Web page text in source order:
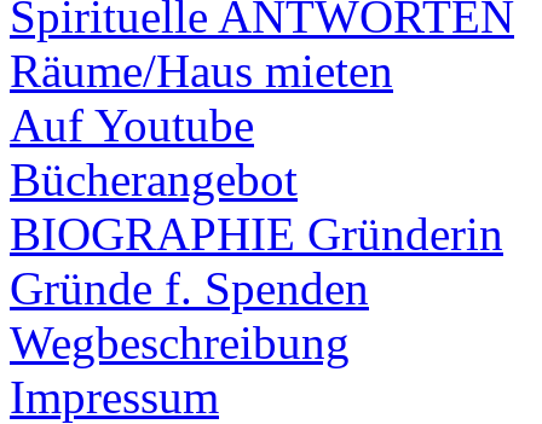
Spirituelle ANTWORTEN
Räume/Haus mieten
Auf Youtube
Bücherangebot
BIOGRAPHIE Gründerin
Gründe f. Spenden
Wegbeschreibung
Impressum